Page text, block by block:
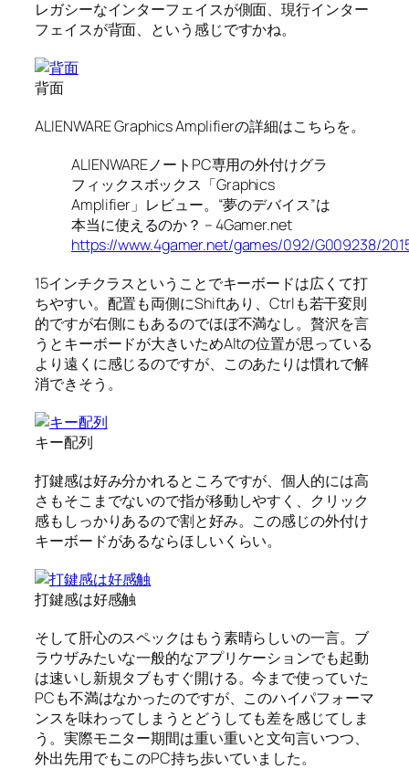
レガシーなインターフェイスが側面、現行インター
フェイスが背面、という感じですかね。
背面
ALIENWARE Graphics Amplifierの詳細はこちらを。
ALIENWAREノートPC専用の外付けグラ
フィックスボックス「Graphics
Amplifier」レビュー。“夢のデバイス”は
本当に使えるのか？ – 4Gamer.net
https://www.4gamer.net/games/092/G009238/
15インチクラスということでキーボードは広くて打
ちやすい。配置も両側にShiftあり、Ctrlも若干変則
的ですが右側にもあるのでほぼ不満なし。贅沢を言
うとキーボードが大きいためAltの位置が思っている
より遠くに感じるのですが、このあたりは慣れで解
消できそう。
キー配列
打鍵感は好み分かれるところですが、個人的には高
さもそこまでないので指が移動しやすく、クリック
感もしっかりあるので割と好み。この感じの外付け
キーボードがあるならほしいくらい。
打鍵感は好感触
そして肝心のスペックはもう素晴らしいの一言。ブ
ラウザみたいな一般的なアプリケーションでも起動
は速いし新規タブもすぐ開ける。今まで使っていた
PCも不満はなかったのですが、このハイパフォーマ
ンスを味わってしまうとどうしても差を感じてしま
う。実際モニター期間は重い重いと文句言いつつ、
外出先用でもこのPC持ち歩いていました。